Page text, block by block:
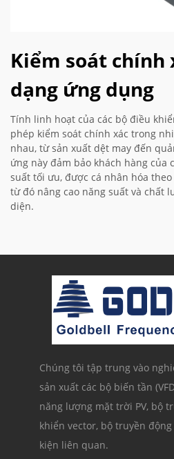
Kiểm soát chính
dạng ứng dụng
Tính linh hoạt của các bộ điều
phép kiểm soát chính xác trong
nhau, từ sản xuất dệt may đến
ứng này đảm bảo khách hàng của
suất tối ưu, được cá nhân hóa
từ đó nâng cao năng suất và chất
diện.
Chúng tôi tập trung vào
sản xuất các bộ biến tần
năng lượng mặt trời PV, bộ
khiển vector, bộ truyền
kiện liên quan.